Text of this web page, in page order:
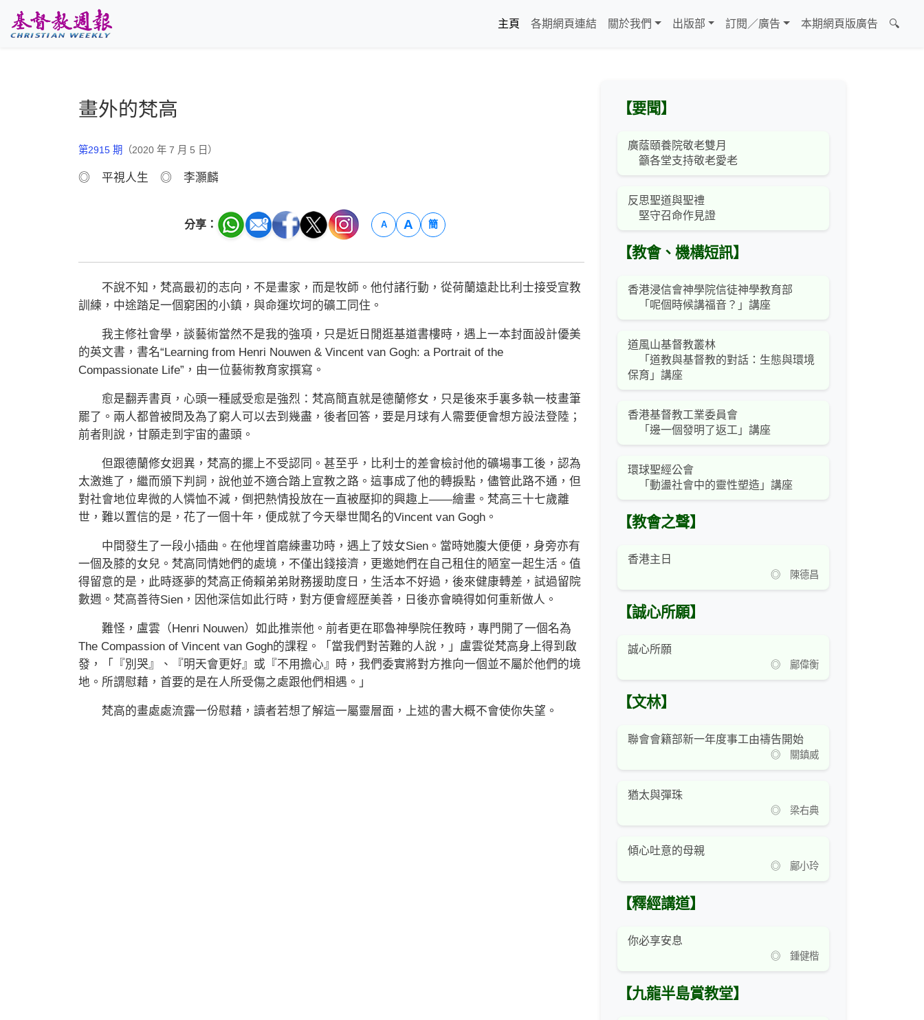
主頁
各期網頁連結 關於我們 出版部 訂閱／廣告 本期網頁版廣告 🔍
畫外的梵高
第2915 期 （2020 年 7 月 5 日）
◎ 平視人生 ◎ 李灝麟
分享： A A 簡
不說不知，梵高最初的志向，不是畫家，而是牧師。他付諸行動，從荷蘭遠赴比利士接受宣教
訓練，中途踏足一個窮困的小鎮，與命運坎坷的礦工同住。
我主修社會學，談藝術當然不是我的強項，只是近日閒逛基道書樓時，遇上一本封面設計優美
的英文書，書名“Learning from Henri Nouwen & Vincent van Gogh: a Portrait of the
Compassionate Life”，由一位藝術教育家撰寫。
愈是翻弄書頁，心頭一種感受愈是強烈：梵高簡直就是德蘭修女，只是後來手裏多執一枝畫筆
罷了。兩人都曾被問及為了窮人可以去到幾盡，後者回答，要是月球有人需要便會想方設法登陸；
前者則說，甘願走到宇宙的盡頭。
但跟德蘭修女迥異，梵高的擺上不受認同。甚至乎，比利士的差會檢討他的礦場事工後，認為
太激進了，繼而頒下判詞，說他並不適合踏上宣教之路。這事成了他的轉捩點，儘管此路不通，但
對社會地位卑微的人憐恤不減，倒把熱情投放在一直被壓抑的興趣上——繪畫。梵高三十七歲離
世，難以置信的是，花了一個十年，便成就了今天舉世聞名的Vincent van Gogh。
中間發生了一段小插曲。在他埋首磨練畫功時，遇上了妓女Sien。當時她腹大便便，身旁亦有
一個及膝的女兒。梵高同情她們的處境，不僅出錢接濟，更邀她們在自己租住的陋室一起生活。值
得留意的是，此時逐夢的梵高正倚賴弟弟財務援助度日，生活本不好過，後來健康轉差，試過留院
數週。梵高善待Sien，因他深信如此行時，對方便會經歴美善，日後亦會曉得如何重新做人。
難怪，盧雲（Henri Nouwen）如此推崇他。前者更在耶魯神學院任教時，專門開了一個名為
The Compassion of Vincent van Gogh的課程。「當我們對苦難的人說，」盧雲從梵高身上得到啟
發，「『別哭』、『明天會更好』或『不用擔心』時，我們委實將對方推向一個並不屬於他們的境
地。所謂慰藉，首要的是在人所受傷之處跟他們相遇。」
梵高的畫處處流露一份慰藉，讀者若想了解這一屬靈層面，上述的書大概不會使你失望。
【要聞】
廣蔭頤養院敬老雙月
籲各堂支持敬老愛老
反思聖道與聖禮
堅守召命作見證
【教會、機構短訊】
香港浸信會神學院信徒神學教育部
「呢個時候講福音？」講座
道風山基督教叢林
「道教與基督教的對話：生態與環境
保育」講座
香港基督教工業委員會
「邊一個發明了返工」講座
環球聖經公會
「動盪社會中的靈性塑造」講座
【教會之聲】
香港主日
◎ 陳德昌
【誠心所願】
誠心所願
◎ 鄺偉衡
【文林】
聯會會籍部新一年度事工由禱告開始
◎ 關鎮威
猶太與彈珠
◎ 梁右典
傾心吐意的母親
◎ 鄺小玲
【釋經講道】
你必享安息
◎ 鍾健楷
【九龍半島賞教堂】